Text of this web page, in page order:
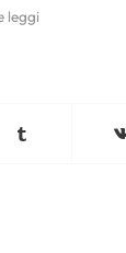
leggi